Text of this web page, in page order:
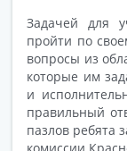
Задачей для
пройти по
вопросы из
которые им
и
правильный
пазлов ребята
комиссии